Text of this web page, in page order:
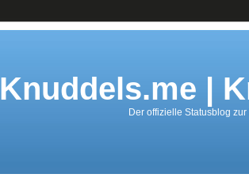
Knuddels.me |
Der offizielle Statusblog